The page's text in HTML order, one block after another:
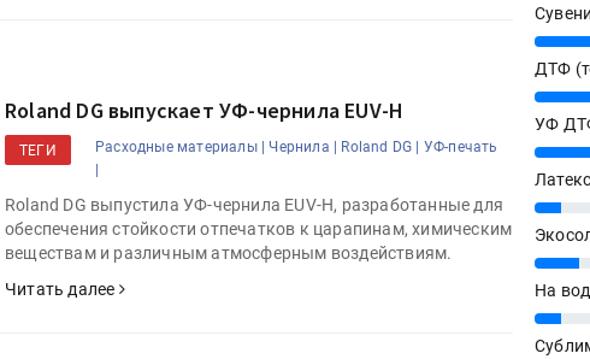
Roland DG выпускает УФ-чернила EUV-H
ТЕГИ Расходные материалы | Чернила | Roland DG |
УФ-печать
Roland DG выпустила УФ-чернила EUV-H, разработанные для
обеспечения стойкости отпечатков к царапинам, химическим
веществам и различным атмосферным воздействиям.
Читать далее
27%
ДТФ
20%
УФ
20%
Латекс
7%
12%
На
7%